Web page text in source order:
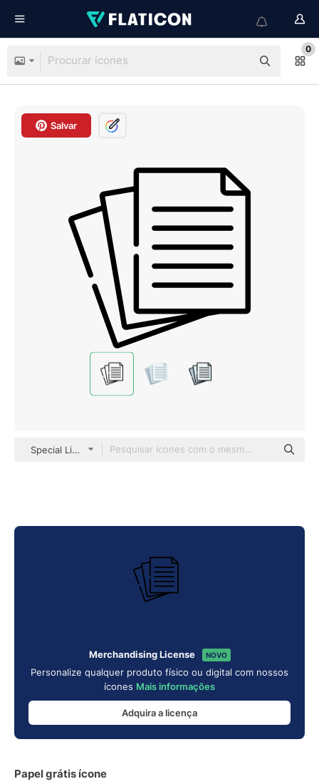
0
Salvar
Special Lineal
Merchandising License NOVO
Personalize qualquer produto físico ou digital com nossos
ícones Mais informações
Adquira a licença
Papel grátis ícone